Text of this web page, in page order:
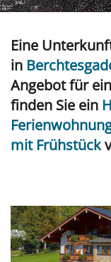
Eine
in
Angebot für
finden Sie ein
mit Frühstück